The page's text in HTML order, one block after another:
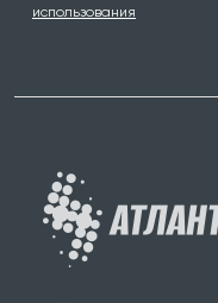
использования